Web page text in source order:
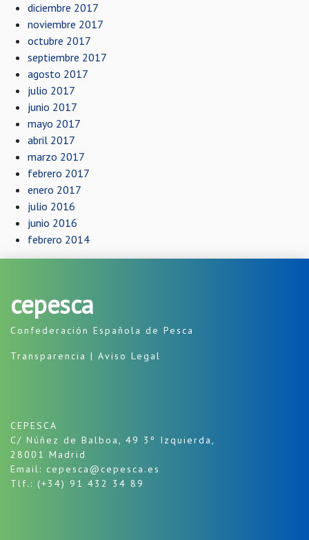
diciembre 2017
noviembre 2017
octubre 2017
septiembre 2017
agosto 2017
julio 2017
junio 2017
mayo 2017
abril 2017
marzo 2017
febrero 2017
enero 2017
julio 2016
junio 2016
febrero 2014
cepesca
Confederación Española de Pesca
Transparencia | Aviso Legal
CEPESCA
C/ Núñez de Balboa, 49 3º Izquierda,
28001 Madrid
Email: cepesca@cepesca.es
Tlf.: (+34) 91 432 34 89